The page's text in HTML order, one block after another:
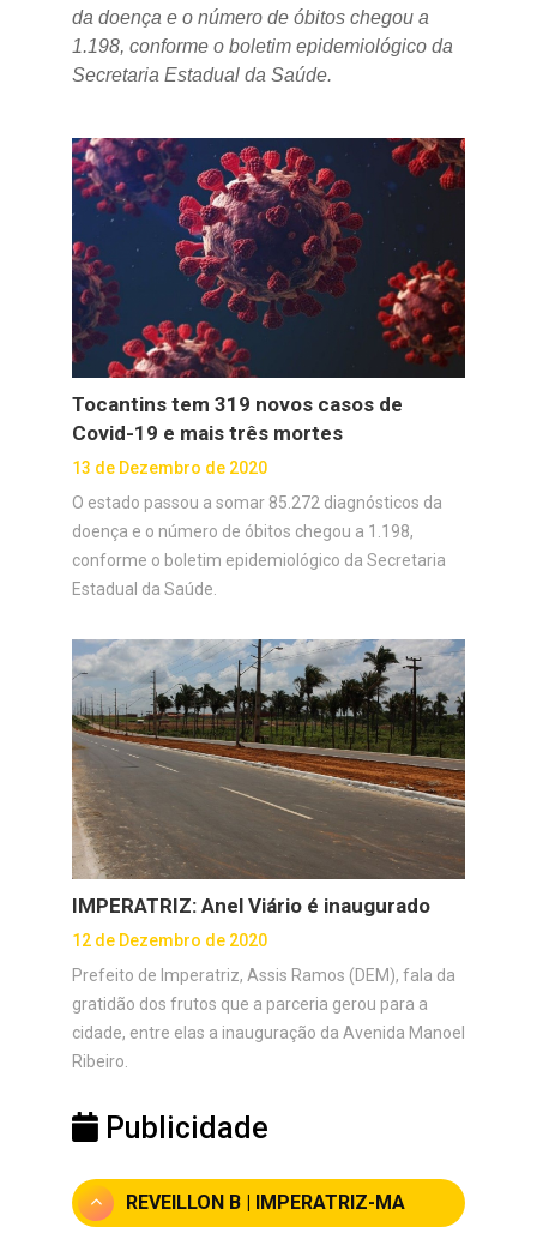
da doença e o número de óbitos chegou a
1.198, conforme o boletim epidemiológico da
Secretaria Estadual da Saúde.
Tocantins tem 319 novos casos de
Covid-19 e mais três mortes
13 de Dezembro de 2020
O estado passou a somar 85.272 diagnósticos da
doença e o número de óbitos chegou a 1.198,
conforme o boletim epidemiológico da Secretaria
Estadual da Saúde.
IMPERATRIZ: Anel Viário é inaugurado
12 de Dezembro de 2020
Prefeito de Imperatriz, Assis Ramos (DEM), fala da
gratidão dos frutos que a parceria gerou para a
cidade, entre elas a inauguração da Avenida Manoel
Ribeiro.
Publicidade
REVEILLON B | IMPERATRIZ-MA